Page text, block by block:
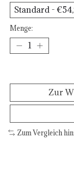
Menge:
Zur
Zum Vergleich